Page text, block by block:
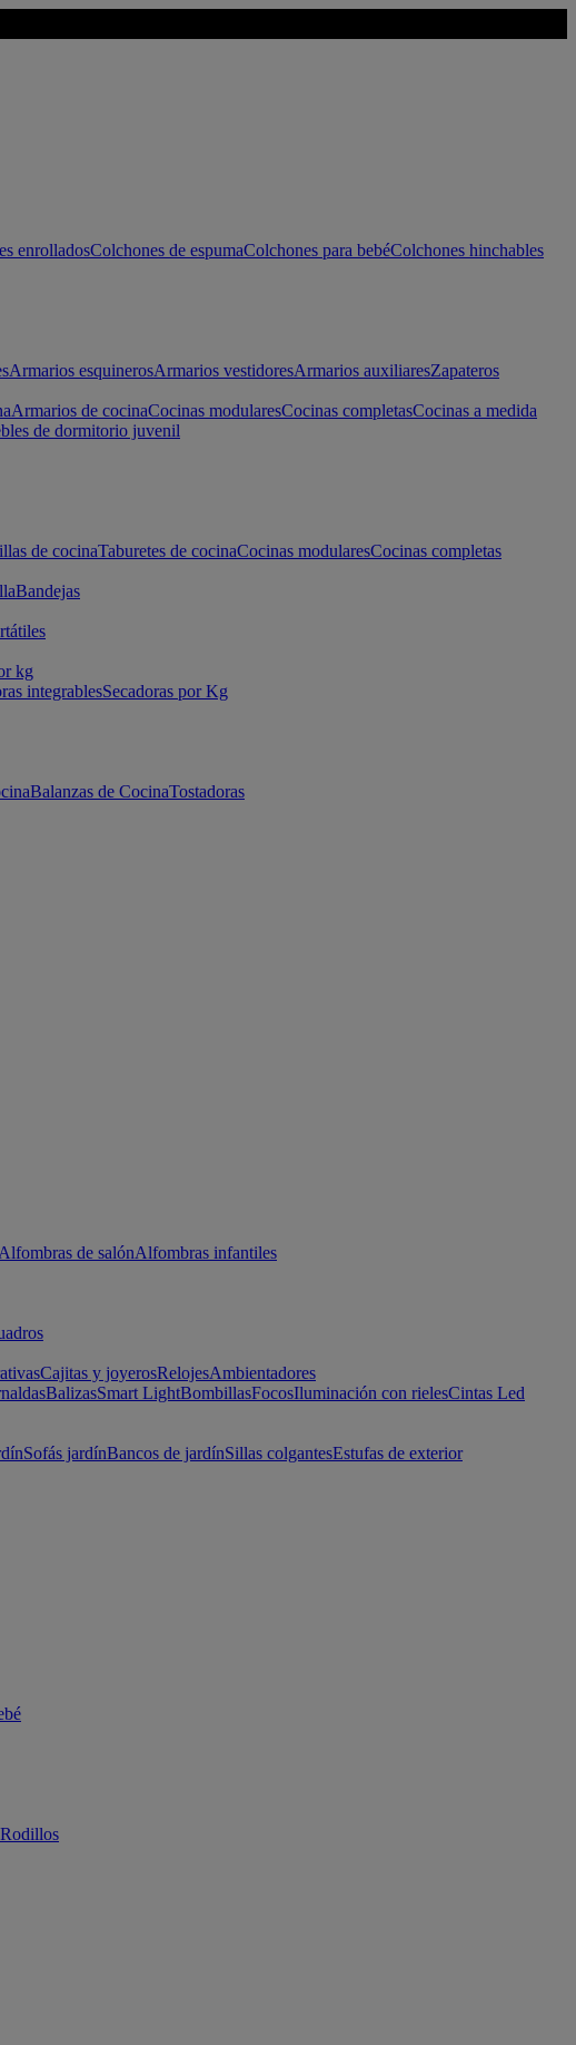
enrolladosColchones de espumaColchones para bebéColchones hinchables
Armarios esquinerosArmarios vestidoresArmarios auxiliaresZapateros
Armarios de cocinaCocinas modularesCocinas completasCocinas a medida
de dormitorio juvenil
de cocinaTaburetes de cocinaCocinas modularesCocinas completas
Bandejas
kg
integrablesSecadoras por Kg
Balanzas de CocinaTostadoras
Alfombras de salónAlfombras infantiles
Cajitas y joyerosRelojesAmbientadores
BalizasSmart LightBombillasFocosIluminación con rielesCintas Led
Sofás jardínBancos de jardínSillas colgantesEstufas de exterior
Rodillos